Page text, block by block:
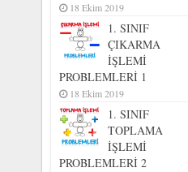
18 Ekim 2019
1. SINIF
ÇIKARMA
İŞLEMİ
PROBLEMLERİ 1
18 Ekim 2019
1. SINIF
TOPLAMA
İŞLEMİ
PROBLEMLERİ 2